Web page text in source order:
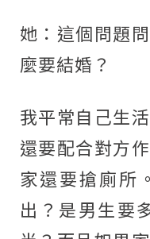
她：這個問題
麼要結婚？
我平常自己生
還要配合對方
家還要搶廁所
出？是男生要